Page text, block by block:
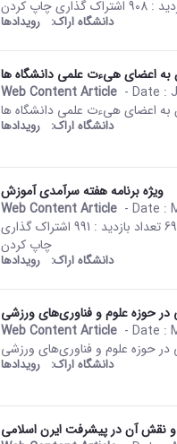
دانشگاه اراک: رویدادها
به اعضای هیءت علمی دانشگاه ها
Web Content Article
This
- Date :
به اعضای هیءت علمی دانشگاه ها
دانشگاه اراک: رویدادها
ویژه برنامه هفته سرآمدی آموزش
Web Content Article
This
- Date :
صفحه اصلی جزئیات خبر ویژه برنامه هفته سرآمدی آموزش 21 05 2022 06:18 کد خبر : 693528 تعداد بازدید : 991 اشتراک گذاری
چاپ کردن
دانشگاه اراک: رویدادها
در حوزه علوم و فناوری‌های ورزشی
Web Content Article
This
- Date :
در حوزه علوم و فناوری‌های ورزشی
دانشگاه اراک: رویدادها
نقش آن در پیشرفت ایرن اسلامی